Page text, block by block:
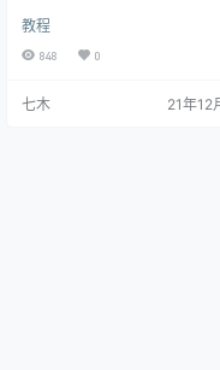
教程
848 0
七木 21年12